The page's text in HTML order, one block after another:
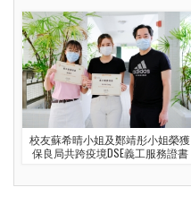
校友蘇希晴小姐及鄭靖彤小姐榮獲
保良局共跨疫境DSE義工服務證書